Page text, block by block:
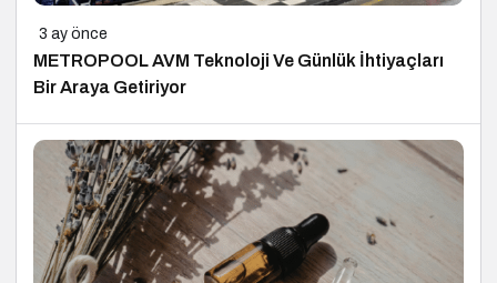
3 ay önce
METROPOOL AVM Teknoloji Ve Günlük İhtiyaçları
Bir Araya Getiriyor